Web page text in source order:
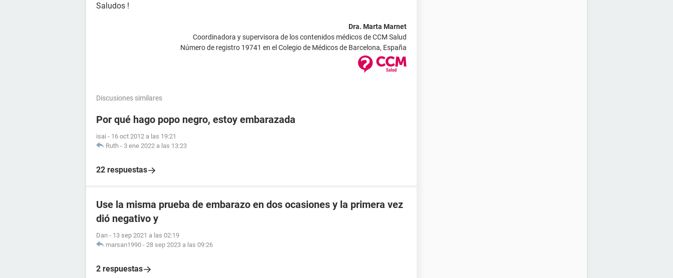
Saludos !
Dra. Marta Marnet
Coordinadora y supervisora de los contenidos médicos de CCM Salud
Número de registro 19741 en el Colegio de Médicos de Barcelona, España
Discusiones similares
Por qué hago popo negro, estoy embarazada
isai - 16 oct 2012 a las 19:21
Ruth - 3 ene 2022 a las 13:23
22 respuestas
Use la misma prueba de embarazo en dos ocasiones y la primera vez
dió negativo y
Dan - 13 sep 2021 a las 02:19
marsan1990 - 28 sep 2023 a las 09:26
2 respuestas